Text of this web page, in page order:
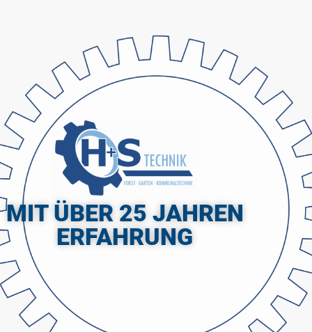
MIT ÜBER 25 JAHREN
ERFAHRUNG